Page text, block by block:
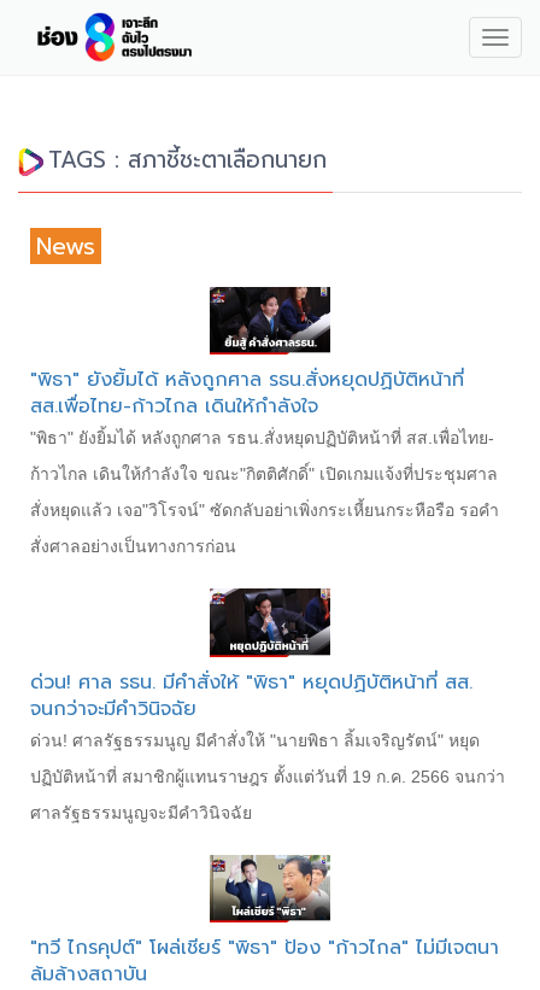
TAGS : สภาชี้ชะตาเลือกนายก
News
"พิธา" ยังยิ้มได้ หลังถูกศาล รธน.สั่งหยุดปฏิบัติหน้าที่
สส.เพื่อไทย-ก้าวไกล เดินให้กำลังใจ
"พิธา" ยังยิ้มได้ หลังถูกศาล รธน.สั่งหยุดปฏิบัติหน้าที่ สส.เพื่อไทย-
ก้าวไกล เดินให้กำลังใจ ขณะ"กิตติศักดิ์" เปิดเกมแจ้งที่ประชุมศาล
สั่งหยุดแล้ว เจอ"วิโรจน์" ซัดกลับอย่าเพิ่งกระเหี้ยนกระหือรือ รอคำ
สั่งศาลอย่างเป็นทางการก่อน
ด่วน! ศาล รธน. มีคำสั่งให้ "พิธา" หยุดปฏิบัติหน้าที่ สส.
จนกว่าจะมีคำวินิจฉัย
ด่วน! ศาลรัฐธรรมนูญ มีคำสั่งให้ "นายพิธา ลิ้มเจริญรัตน์" หยุด
ปฏิบัติหน้าที่ สมาชิกผู้แทนราษฎร ตั้งแต่วันที่ 19 ก.ค. 2566 จนกว่า
ศาลรัฐธรรมนูญจะมีคำวินิจฉัย
"ทวี ไกรคุปต์" โผล่เชียร์ "พิธา" ป้อง "ก้าวไกล" ไม่มีเจตนา
ล้มล้างสถาบัน